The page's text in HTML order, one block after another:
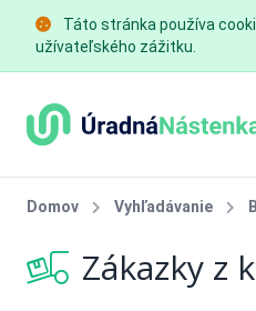
Táto stránka používa
užívateľského zážitku.
Domov Vyhľadávanie
Zákazky z